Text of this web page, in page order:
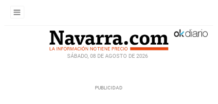
SÁBADO, 08 DE AGOSTO DE 2026